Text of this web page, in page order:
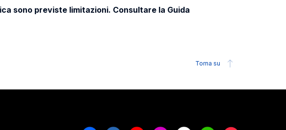
sono previste limitazioni. Consultare la Guida
Torna su